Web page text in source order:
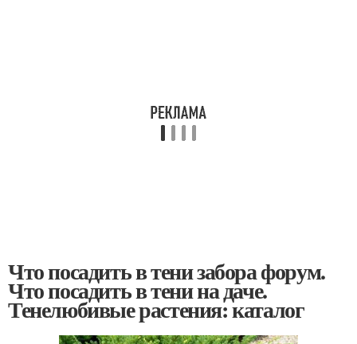
Что посадить в тени забора форум.
Что посадить в тени на даче.
Тенелюбивые растения: каталог